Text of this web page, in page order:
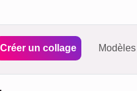
Créer un collage Modèles